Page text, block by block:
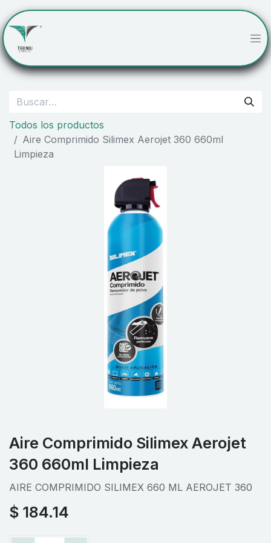
Todos los productos
Aire Comprimido Silimex Aerojet 360 660ml
Limpieza
Aire Comprimido Silimex Aerojet
360 660ml Limpieza
AIRE COMPRIMIDO SILIMEX 660 ML AEROJET 360
$ 184.14